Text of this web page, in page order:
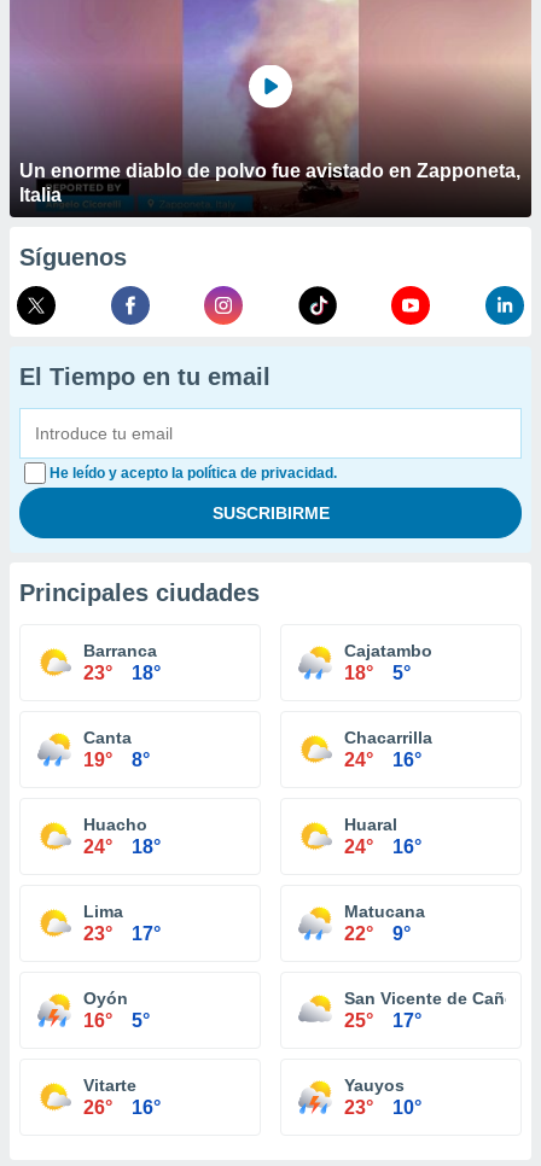
Un enorme diablo de polvo fue avistado en Zapponeta,
Italia
Síguenos
El Tiempo en tu email
He leído y acepto la política de privacidad.
Principales ciudades
Barranca
23° 18°
Cajatambo
18° 5°
Canta
19° 8°
Chacarrilla
24° 16°
Huacho
24° 18°
Huaral
24° 16°
Lima
23° 17°
Matucana
22° 9°
Oyón
16° 5°
San Vicente de Cañete
25° 17°
Vitarte
26° 16°
Yauyos
23° 10°